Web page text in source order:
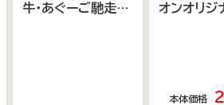
願い申し上げます。
牛・あぐーご馳走す
オンオリジ
本体価格